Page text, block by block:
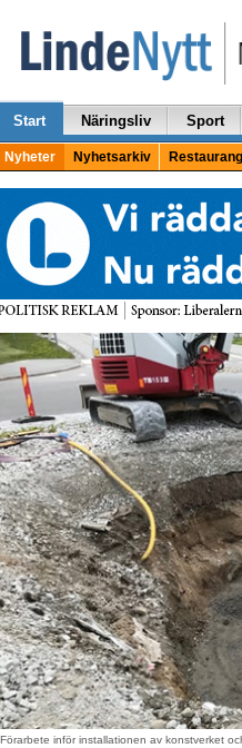
Start Näringsliv Sport
Nyheter Nyhetsarkiv
Förarbete inför installationen av konstverket